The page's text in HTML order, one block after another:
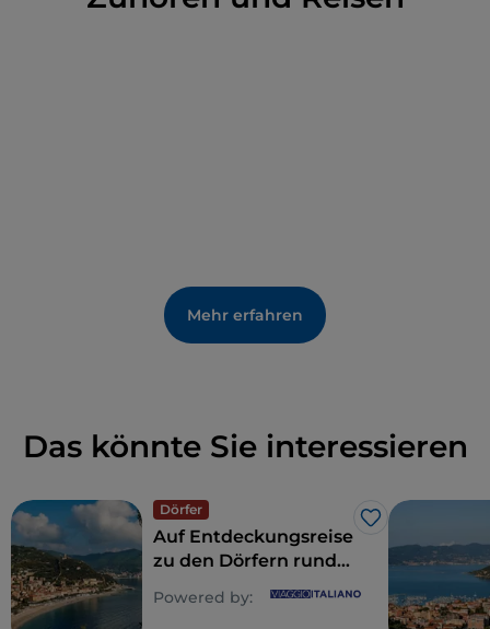
Mehr erfahren
Das könnte Sie interessieren
Dörfer
Like
Auf Entdeckungsreise
zu den Dörfern rund
um Finale Ligure, an
der Riviera di Ponente
Powered by: